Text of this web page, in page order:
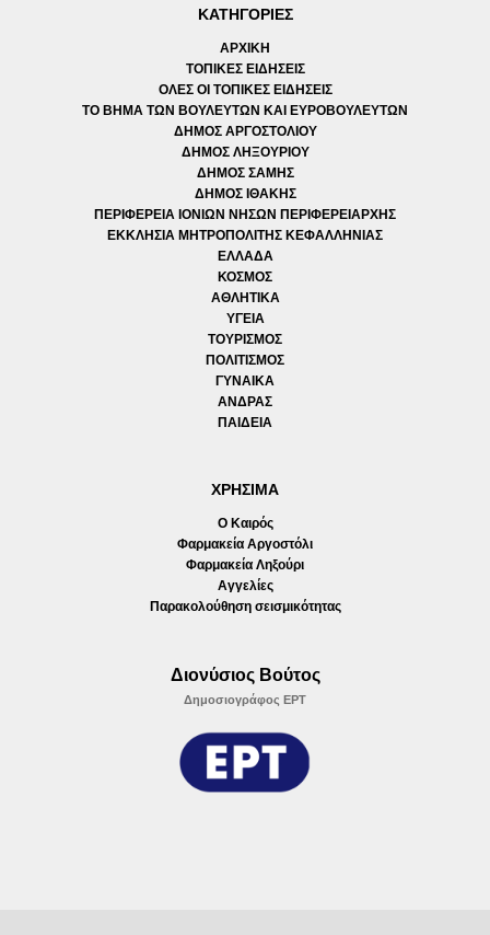
ΚΑΤΗΓΟΡΙΕΣ
ΑΡΧΙΚΗ
ΤΟΠΙΚΕΣ ΕΙΔΗΣΕΙΣ
ΟΛΕΣ ΟΙ ΤΟΠΙΚΕΣ ΕΙΔΗΣΕΙΣ
ΤΟ ΒΗΜΑ ΤΩΝ ΒΟΥΛΕΥΤΩΝ ΚΑΙ ΕΥΡΟΒΟΥΛΕΥΤΩΝ
ΔΗΜΟΣ ΑΡΓΟΣΤΟΛΙΟΥ
ΔΗΜΟΣ ΛΗΞΟΥΡΙΟΥ
ΔΗΜΟΣ ΣΑΜΗΣ
ΔΗΜΟΣ ΙΘΑΚΗΣ
ΠΕΡΙΦΕΡΕΙΑ ΙΟΝΙΩΝ ΝΗΣΩΝ ΠΕΡΙΦΕΡΕΙΑΡΧΗΣ
ΕΚΚΛΗΣΙΑ ΜΗΤΡΟΠΟΛΙΤΗΣ ΚΕΦΑΛΛΗΝΙΑΣ
ΕΛΛΑΔΑ
ΚΟΣΜΟΣ
ΑΘΛΗΤΙΚΑ
ΥΓΕΙΑ
ΤΟΥΡΙΣΜΟΣ
ΠΟΛΙΤΙΣΜΟΣ
ΓΥΝΑΙΚΑ
ΑΝΔΡΑΣ
ΠΑΙΔΕΙΑ
ΧΡΗΣΙΜΑ
Ο Καιρός
Φαρμακεία Αργοστόλι
Φαρμακεία Ληξούρι
Αγγελίες
Παρακολούθηση σεισμικότητας
Διονύσιος Βούτος
Δημοσιογράφος ΕΡΤ